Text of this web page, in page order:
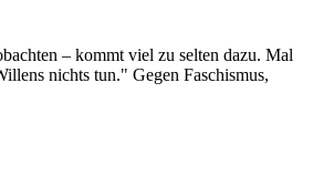
– kommt viel zu selten dazu. Mal
nichts tun." Gegen Faschismus,